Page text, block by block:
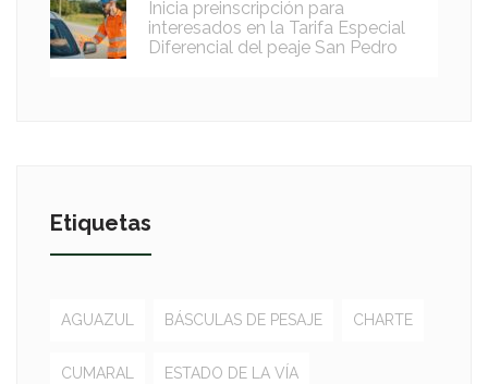
Inicia preinscripción para
interesados en la Tarifa Especial
Diferencial del peaje San Pedro
Etiquetas
AGUAZUL BÁSCULAS DE PESAJE CHARTE
CUMARAL ESTADO DE LA VÍA